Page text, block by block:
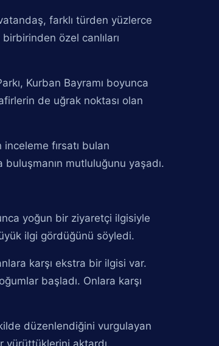
farklı türden yüzlerce
özel canlıları
Kurban Bayramı boyunca
de uğrak noktası olan
fırsatı bulan
mutluluğunu yaşadı.
yoğun bir ziyaretçi ilgisiyle
ilgi gördüğünü söyledi.
karşı ekstra bir ilgisi var.
başladı. Onlara karşı
düzenlendiğini vurgulayan
yürüttüklerini aktardı.